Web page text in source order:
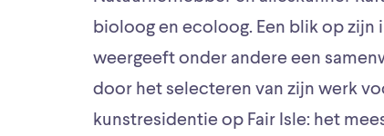
bioloog en ecoloog. Een blik op
weergeeft onder andere een
door het selecteren van zijn werk
kunstresidentie op Fair Isle: het